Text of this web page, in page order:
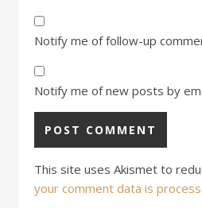
Notify me of follow-up
Notify me of new posts by
This site uses Akismet to
your comment data is